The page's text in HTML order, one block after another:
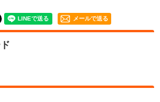
メールで送る